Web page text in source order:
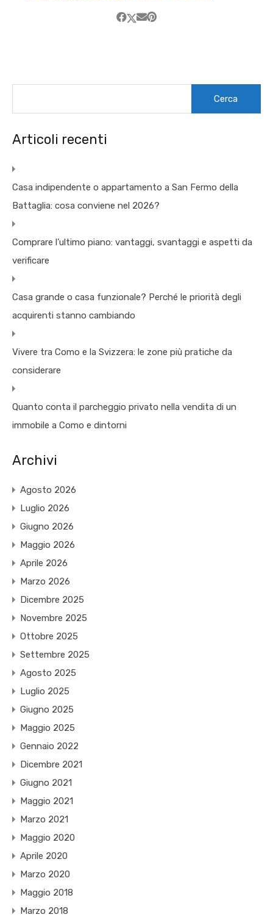
Articoli recenti
Casa indipendente o appartamento a San Fermo della
Battaglia: cosa conviene nel 2026?
Comprare l’ultimo piano: vantaggi, svantaggi e aspetti da
verificare
Casa grande o casa funzionale? Perché le priorità degli
acquirenti stanno cambiando
Vivere tra Como e la Svizzera: le zone più pratiche da
considerare
Quanto conta il parcheggio privato nella vendita di un
immobile a Como e dintorni
Archivi
Agosto 2026
Luglio 2026
Giugno 2026
Maggio 2026
Aprile 2026
Marzo 2026
Dicembre 2025
Novembre 2025
Ottobre 2025
Settembre 2025
Agosto 2025
Luglio 2025
Giugno 2025
Maggio 2025
Gennaio 2022
Dicembre 2021
Giugno 2021
Maggio 2021
Marzo 2021
Maggio 2020
Aprile 2020
Marzo 2020
Maggio 2018
Marzo 2018